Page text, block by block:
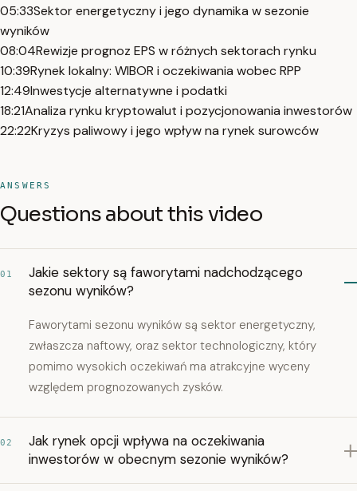
05:33Sektor energetyczny i jego dynamika w sezonie
wyników
08:04Rewizje prognoz EPS w różnych sektorach rynku
10:39Rynek lokalny: WIBOR i oczekiwania wobec RPP
12:49Inwestycje alternatywne i podatki
18:21Analiza rynku kryptowalut i pozycjonowania inwestorów
22:22Kryzys paliwowy i jego wpływ na rynek surowców
ANSWERS
Questions about this video
01
Jakie sektory są faworytami nadchodzącego
sezonu wyników?
Faworytami sezonu wyników są sektor energetyczny,
zwłaszcza naftowy, oraz sektor technologiczny, który
pomimo wysokich oczekiwań ma atrakcyjne wyceny
względem prognozowanych zysków.
02
Jak rynek opcji wpływa na oczekiwania
inwestorów w obecnym sezonie wyników?